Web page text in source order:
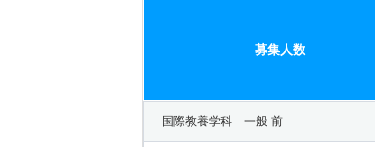
募集人数
国際教養学科 一般 前